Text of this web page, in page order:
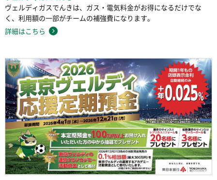
ヴェルディガスでんきは、ガス・電気料金がお得になるだけでな
く、利用額の一部がチームの補強費になります。
詳細はこちら